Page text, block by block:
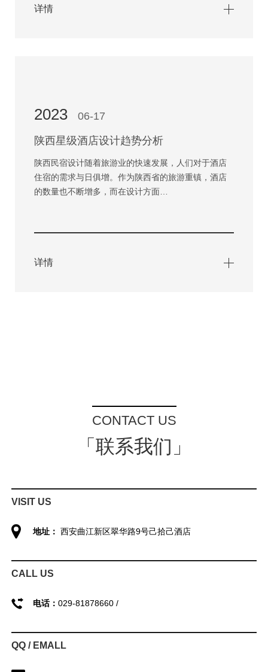
详情
2023 06-17
陕西星级酒店设计趋势分析
陕西民宿设计随着旅游业的快速发展，人们对于酒店
住宿的需求与日俱增。作为陕西省的旅游重镇，酒店
的数量也不断增多，而在设计方面…
详情
CONTACT US
「联系我们」
VISIT US
地址： 西安曲江新区翠华路9号己拾己酒店
CALL US
电话： 029-81878660 /
QQ / EMALL